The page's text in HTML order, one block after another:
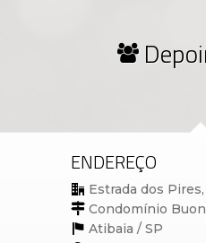
ENDEREÇO
Estrada dos Pires,
Condomínio
Atibaia / SP